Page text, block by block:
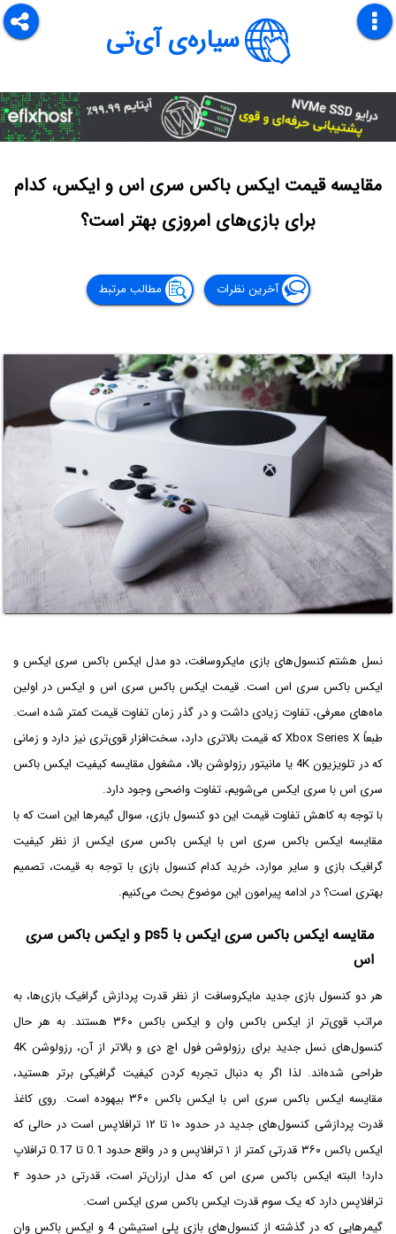
سیاره‌ی آی‌تی
مقایسه قیمت ایکس باکس سری اس و ایکس، کدام
برای بازی‌های امروزی بهتر است؟
آخرین نظرات مطالب مرتبط
نسل هشتم کنسول‌های بازی مایکروسافت، دو مدل ایکس باکس سری ایکس و
ایکس باکس سری اس است. قیمت ایکس باکس سری اس و ایکس در اولین
ماه‌های معرفی، تفاوت زیادی داشت و در گذر زمان تفاوت قیمت کمتر شده است.
طبعاً Xbox Series X که قیمت بالاتری دارد، سخت‌افزار قوی‌تری نیز دارد و زمانی
که در تلویزیون 4K یا مانیتور رزولوشن بالا، مشغول مقایسه کیفیت ایکس باکس
سری اس با سری ایکس می‌شویم، تفاوت واضحی وجود دارد.
با توجه به کاهش تفاوت قیمت این دو کنسول بازی، سوال گیمرها این است که با
مقایسه ایکس باکس سری اس با ایکس باکس سری ایکس از نظر کیفیت
گرافیک بازی و سایر موارد، خرید کدام کنسول بازی با توجه به قیمت، تصمیم
بهتری است؟ در ادامه پیرامون این موضوع بحث می‌کنیم.
مقایسه ایکس باکس سری ایکس با ps5 و ایکس باکس سری
اس
هر دو کنسول بازی جدید مایکروسافت از نظر قدرت پردازش گرافیک بازی‌ها، به
مراتب قوی‌تر از ایکس باکس وان و ایکس باکس ۳۶۰ هستند. به هر حال
کنسول‌های نسل جدید برای رزولوشن فول اچ دی و بالاتر از آن، رزولوشن 4K
طراحی شده‌اند. لذا اگر به دنبال تجربه کردن کیفیت گرافیکی برتر هستید،
مقایسه ایکس باکس سری اس با ایکس باکس ۳۶۰ بیهوده است. روی کاغذ
قدرت پردازشی کنسول‌های جدید در حدود ۱۰ تا ۱۲ ترافلاپس است در حالی که
ایکس باکس ۳۶۰ قدرتی کمتر از ۱ ترافلاپس و در واقع حدود 0.1 تا 0.17 ترافلاپ
دارد! البته ایکس باکس سری اس که مدل ارزان‌تر است، قدرتی در حدود ۴
ترافلاپس دارد که یک سوم قدرت ایکس باکس سری ایکس است.
گیمرهایی که در گذشته از کنسول‌های بازی پلی استیشن 4 و ایکس باکس وان